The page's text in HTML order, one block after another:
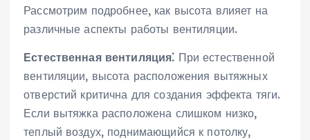
Рассмотрим подробнее‚ как высота влияет на
различные аспекты работы вентиляции.
Естественная вентиляция⁚ При естественной
вентиляции‚ высота расположения вытяжных
отверстий критична для создания эффекта тяги.
Если вытяжка расположена слишком низко‚
теплый воздух‚ поднимающийся к потолку‚